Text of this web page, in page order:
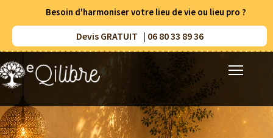
Besoin d'harmoniser votre lieu de vie ou lieu pro ?
Devis GRATUIT | 06 80 33 89 36
Accueil